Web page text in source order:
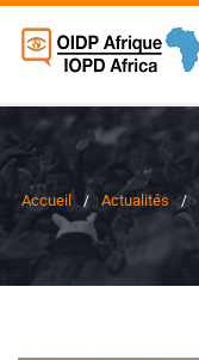
Accueil Actualités